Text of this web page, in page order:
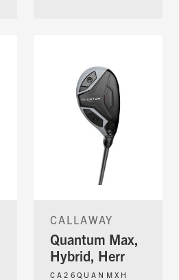
CALLAWAY
Quantum Max,
Hybrid, Herr
CA26QUANMXH